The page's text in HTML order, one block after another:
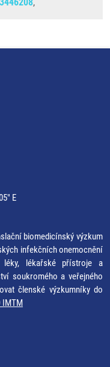
E
biomedicínský výzkum
infekčních onemocnění
lékařské přístroje a
soukromého a veřejného
členské výzkumníky do
IMTM